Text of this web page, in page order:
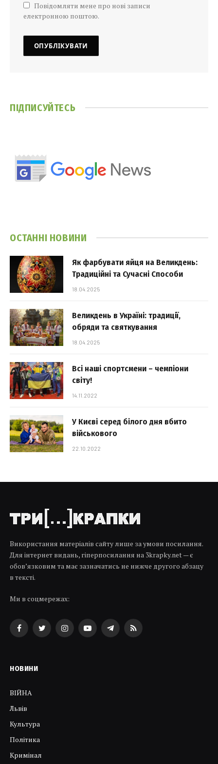
Повідомляти мене про нові записи
електронною поштою.
ПІДПИСУЙТЕСЬ
ОСТАННІ НОВИНИ
Як фарбувати яйця на Великдень:
Традиційні та Сучасні Способи
18.04.2025
Великдень в Україні: традиції,
обряди та святкування
18.04.2025
Всі наші спортсмени – чемпіони
світу!
14.11.2022
У Києві серед білого дня вбито
військового
22.10.2022
Використання матеріалів сайту лише за умови посилання.
Для інтернет видань, гіперпосилання на 3krapky.net — є
обов’язковим та має зазначатись не нижче другого абзацу
в тексті.
Ми в соцмережах:
FacebookTwitterInstagramYouTubeTelegramRSS
НОВИНИ
ВІЙНА
Львів
Культура
Політика
Кримінал